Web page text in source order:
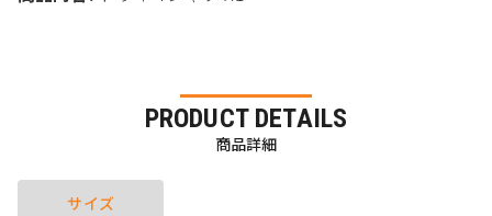
PRODUCT DETAILS
商品詳細
サイズ